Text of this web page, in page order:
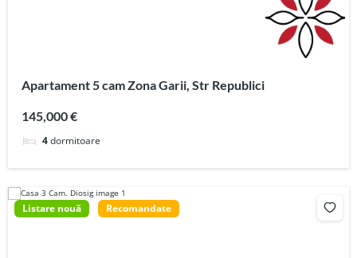
Apartament 5 cam Zona Garii, Str Republici
145,000 €
4dormitoare
Listare nouă Recomandate